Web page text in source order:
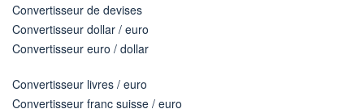
Convertisseur de devises
Convertisseur dollar / euro
Convertisseur euro / dollar
Convertisseur livres / euro
Convertisseur franc suisse / euro